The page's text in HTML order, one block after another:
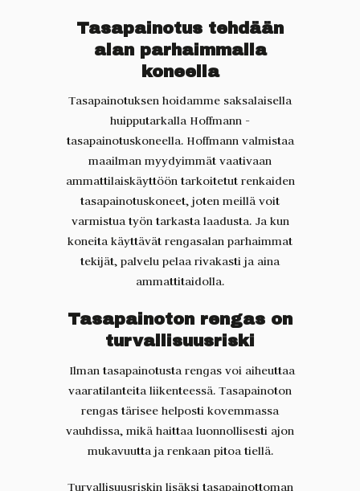
Tasapainotus tehdään
alan parhaimmalla
koneella
Tasapainotuksen hoidamme saksalaisella
huipputarkalla Hoffmann -
tasapainotuskoneella. Hoffmann valmistaa
maailman myydyimmät vaativaan
ammattilaiskäyttöön tarkoitetut renkaiden
tasapainotuskoneet, joten meillä voit
varmistua työn tarkasta laadusta. Ja kun
koneita käyttävät rengasalan parhaimmat
tekijät, palvelu pelaa rivakasti ja aina
ammattitaidolla.
Tasapainoton rengas on
turvallisuusriski
Ilman tasapainotusta rengas voi aiheuttaa
vaaratilanteita liikenteessä. Tasapainoton
rengas tärisee helposti kovemmassa
vauhdissa, mikä haittaa luonnollisesti ajon
mukavuutta ja renkaan pitoa tiellä.
Turvallisuusriskin lisäksi tasapainottoman